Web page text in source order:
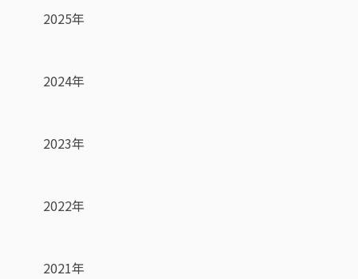
2025年
2024年
2023年
2022年
2021年